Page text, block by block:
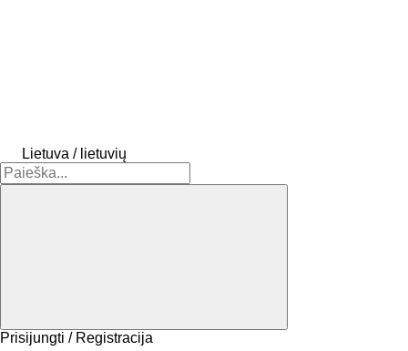
Lietuva / lietuvių
Prisijungti / Registracija